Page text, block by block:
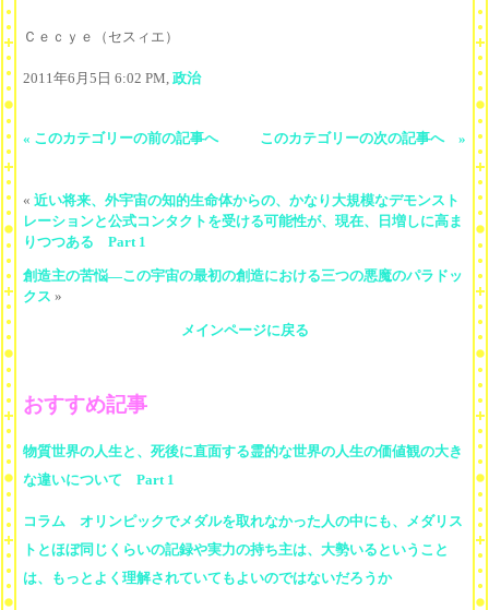
Ｃｅｃｙｅ（セスィエ）
2011年6月5日 6:02 PM, 政治
« このカテゴリーの前の記事へ このカテゴリーの次の記事へ »
« 近い将来、外宇宙の知的生命体からの、かなり大規模なデモンスト
レーションと公式コンタクトを受ける可能性が、現在、日増しに高ま
りつつある Part 1
創造主の苦悩―この宇宙の最初の創造における三つの悪魔のパラドッ
クス »
メインページに戻る
おすすめ記事
物質世界の人生と、死後に直面する霊的な世界の人生の価値観の大き
な違いについて Part 1
コラム オリンピックでメダルを取れなかった人の中にも、メダリス
トとほぼ同じくらいの記録や実力の持ち主は、大勢いるということ
は、もっとよく理解されていてもよいのではないだろうか